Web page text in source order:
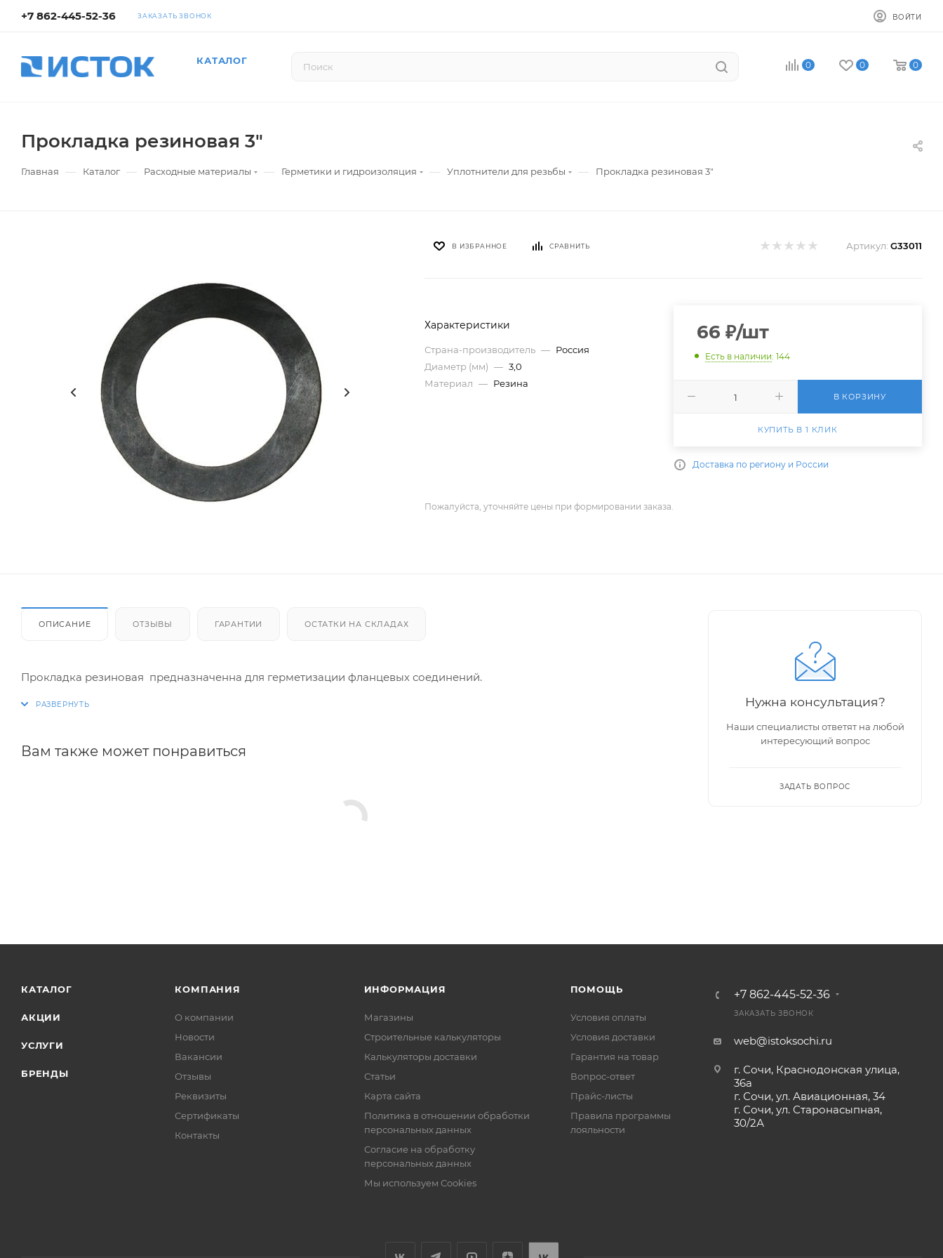
+7 862-445-52-36 ЗАКАЗАТЬ ЗВОНОК ВОЙТИ
КАТАЛОГ 0 0 0
Прокладка резиновая 3"
Главная — Каталог — Расходные материалы — Герметики и гидроизоляция — Уплотнители для резьбы — Прокладка резиновая 3"
В ИЗБРАННОЕ СРАВНИТЬ Артикул: G33011
Характеристики
Страна-производитель — Россия
Диаметр (мм) — 3,0
Материал — Резина
66 ₽/шт
Есть в наличии: 144
В КОРЗИНУ
КУПИТЬ В 1 КЛИК
Доставка по региону и России
Пожалуйста, уточняйте цены при формировании заказа.
ОПИСАНИЕ ОТЗЫВЫ ГАРАНТИИ ОСТАТКИ НА СКЛАДАХ
Прокладка резиновая предназначенна для герметизации фланцевых соединений.
Вам также может понравиться
Нужна консультация?
Наши специалисты ответят на любой
интересующий вопрос
ЗАДАТЬ ВОПРОС
КАТАЛОГ
АКЦИИ
УСЛУГИ
БРЕНДЫ
КОМПАНИЯ
О компании
Новости
Вакансии
Отзывы
Реквизиты
Сертификаты
Контакты
ИНФОРМАЦИЯ
Магазины
Строительные калькуляторы
Калькуляторы доставки
Статьи
Карта сайта
Политика в отношении обработки
персональных данных
Согласие на обработку
персональных данных
Мы используем Cookies
ПОМОЩЬ
Условия оплаты
Условия доставки
Гарантия на товар
Вопрос-ответ
Прайс-листы
Правила программы
лояльности
+7 862-445-52-36
ЗАКАЗАТЬ ЗВОНОК
web@istoksochi.ru
г. Сочи, Краснодонская улица,
36а
г. Сочи, ул. Авиационная, 34
г. Сочи, ул. Старонасыпная,
30/2А